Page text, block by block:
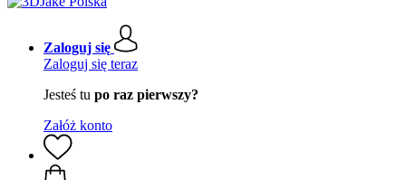
Zaloguj się
Zaloguj się teraz
Jesteś tu po raz pierwszy?
Załóż konto